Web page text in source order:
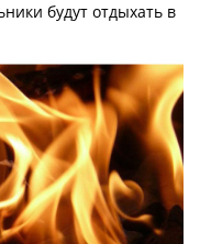
будут отдыхать в